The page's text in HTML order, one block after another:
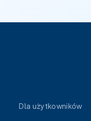
Dla użytkowników